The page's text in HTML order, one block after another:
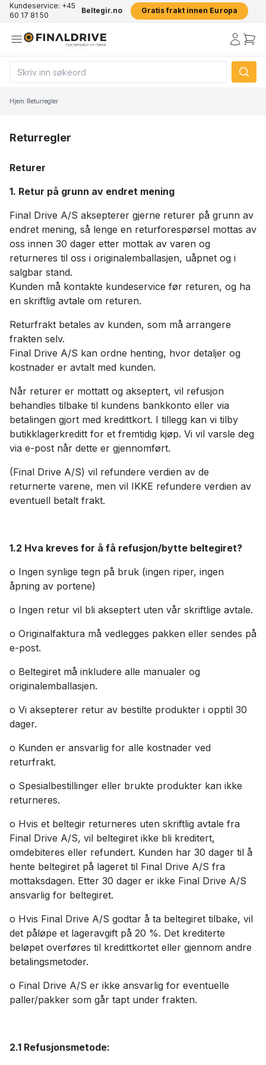
Kundeservice: +45
60 17 81 50
Beltegir.no Gratis frakt innen Europa
Hjem/Returregler
Returregler
Returer
1. Retur på grunn av endret mening
Final Drive A/S aksepterer gjerne returer på grunn av
endret mening, så lenge en returforespørsel mottas av
oss innen 30 dager etter mottak av varen og
returneres til oss i originalemballasjen, uåpnet og i
salgbar stand.
Kunden må kontakte kundeservice før returen, og ha
en skriftlig avtale om returen.
Returfrakt betales av kunden, som må arrangere
frakten selv.
Final Drive A/S kan ordne henting, hvor detaljer og
kostnader er avtalt med kunden.
Når returer er mottatt og akseptert, vil refusjon
behandles tilbake til kundens bankkonto eller via
betalingen gjort med kredittkort. I tillegg kan vi tilby
butikklagerkreditt for et fremtidig kjøp. Vi vil varsle deg
via e-post når dette er gjennomført.
(Final Drive A/S) vil refundere verdien av de
returnerte varene, men vil IKKE refundere verdien av
eventuell betalt frakt.
1.2 Hva kreves for å få refusjon/bytte beltegiret?
o Ingen synlige tegn på bruk (ingen riper, ingen
åpning av portene)
o Ingen retur vil bli akseptert uten vår skriftlige avtale.
o Originalfaktura må vedlegges pakken eller sendes på
e-post.
o Beltegiret må inkludere alle manualer og
originalemballasjen.
o Vi aksepterer retur av bestilte produkter i opptil 30
dager.
o Kunden er ansvarlig for alle kostnader ved
returfrakt.
o Spesialbestillinger eller brukte produkter kan ikke
returneres.
o Hvis et beltegir returneres uten skriftlig avtale fra
Final Drive A/S, vil beltegiret ikke bli kreditert,
omdebiteres eller refundert. Kunden har 30 dager til å
hente beltegiret på lageret til Final Drive A/S fra
mottaksdagen. Etter 30 dager er ikke Final Drive A/S
ansvarlig for beltegiret.
o Hvis Final Drive A/S godtar å ta beltegiret tilbake, vil
det påløpe et lageravgift på 20 %. Det krediterte
beløpet overføres til kredittkortet eller gjennom andre
betalingsmetoder.
o Final Drive A/S er ikke ansvarlig for eventuelle
paller/pakker som går tapt under frakten.
2.1 Refusjonsmetode: